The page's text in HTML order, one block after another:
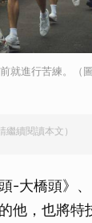
就進行苦練。（
繼續閱讀本文）
-大橋頭》
他，也將特